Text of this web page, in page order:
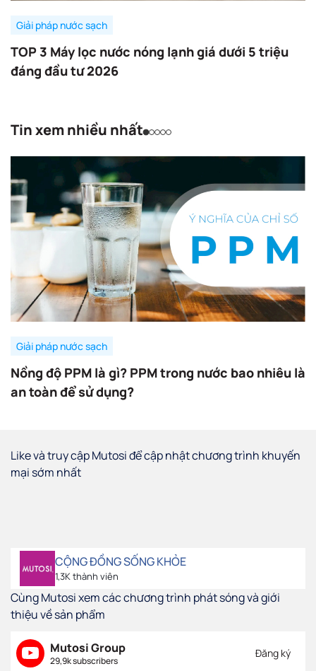
Giải pháp nước sạch
TOP 3 Máy lọc nước nóng lạnh giá dưới 5 triệu
đáng đầu tư 2026
Tin xem nhiều nhất
Giải pháp nước sạch
Nồng độ PPM là gì? PPM trong nước bao nhiêu là
an toàn để sử dụng?
Like và truy cập Mutosi để cập nhật chương trình khuyến
mại sớm nhất
CỘNG ĐỒNG SỐNG KHỎE
1,3K thành viên
Cùng Mutosi xem các chương trình phát sóng và giới
thiệu về sản phẩm
Mutosi Group
29,9k subscribers
Đăng ký